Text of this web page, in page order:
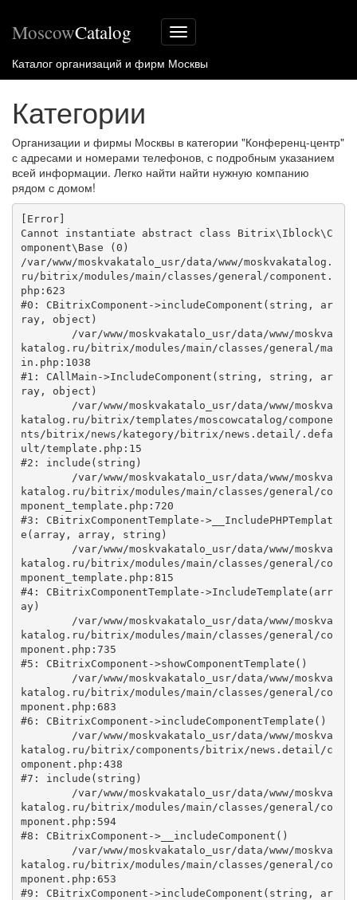
Меню
сайта
MoscowCatalog
Каталог организаций и фирм Москвы
Категории
Организации и фирмы Москвы в категории "Конференц-центр"
с адресами и номерами телефонов, с подробным указанием
всей информации. Легко найти найти нужную компанию
рядом с домом!
[Error]
Cannot instantiate abstract class Bitrix\Iblock\C
omponent\Base (0)
/var/www/moskvakatalo_usr/data/www/moskvakatalog.
ru/bitrix/modules/main/classes/general/component.
php:623
#0: CBitrixComponent->includeComponent(string, ar
ray, object)
katalog.ru/bitrix/modules/main/classes/general/ma
in.php:1038
#1: CAllMain->IncludeComponent(string, string, ar
ray, object)
katalog.ru/bitrix/templates/moscowcatalog/compone
nts/bitrix/news/kategory/bitrix/news.detail/.defa
ult/template.php:15
#2: include(string)
katalog.ru/bitrix/modules/main/classes/general/co
mponent_template.php:720
#3: CBitrixComponentTemplate->__IncludePHPTemplat
e(array, array, string)
katalog.ru/bitrix/modules/main/classes/general/co
mponent_template.php:815
#4: CBitrixComponentTemplate->IncludeTemplate(arr
ay)
katalog.ru/bitrix/modules/main/classes/general/co
mponent.php:735
#5: CBitrixComponent->showComponentTemplate()
katalog.ru/bitrix/modules/main/classes/general/co
mponent.php:683
#6: CBitrixComponent->includeComponentTemplate()
katalog.ru/bitrix/components/bitrix/news.detail/c
omponent.php:438
#7: include(string)
katalog.ru/bitrix/modules/main/classes/general/co
mponent.php:594
#8: CBitrixComponent->__includeComponent()
katalog.ru/bitrix/modules/main/classes/general/co
mponent.php:653
#9: CBitrixComponent->includeComponent(string, ar